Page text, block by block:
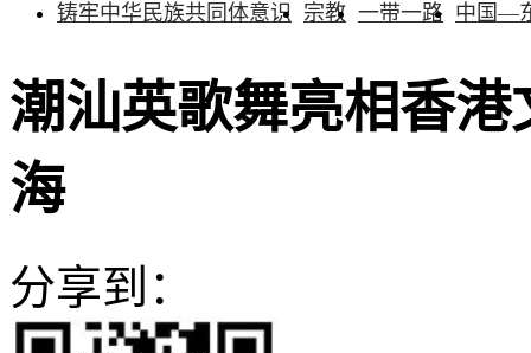
铸牢中华民族共同体意识 宗教 一带一路 中国—
潮汕英歌舞亮相香
海
分享到：